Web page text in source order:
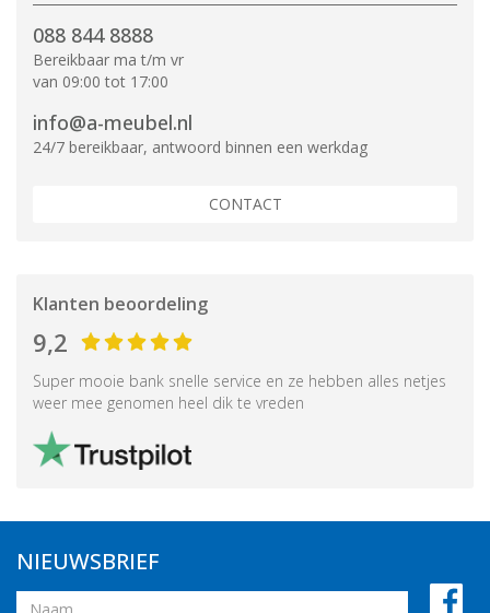
088 844 8888
Bereikbaar ma t/m vr
van 09:00 tot 17:00
info@a-meubel.nl
24/7 bereikbaar, antwoord binnen een werkdag
CONTACT
Klanten beoordeling
9,2
Super mooie bank snelle service en ze hebben alles netjes
weer mee genomen heel dik te vreden
NIEUWSBRIEF
Naam